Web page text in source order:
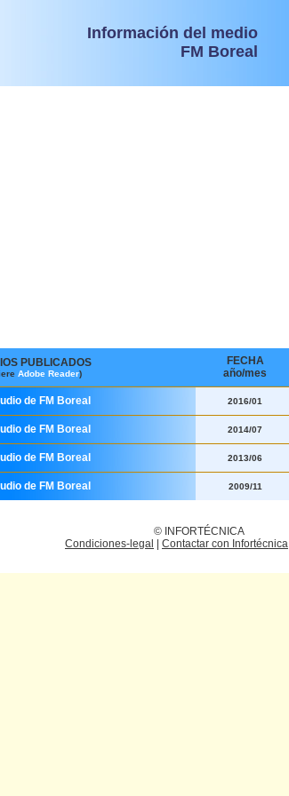
Información del medio
FM Boreal
PUBLICADOS
Adobe Reader)
FECHA
año/mes
de FM Boreal 2016/01
de FM Boreal 2014/07
de FM Boreal 2013/06
de FM Boreal 2009/11
© INFORTÉCNICA
Condiciones-legal
Contactar con Infortécnica